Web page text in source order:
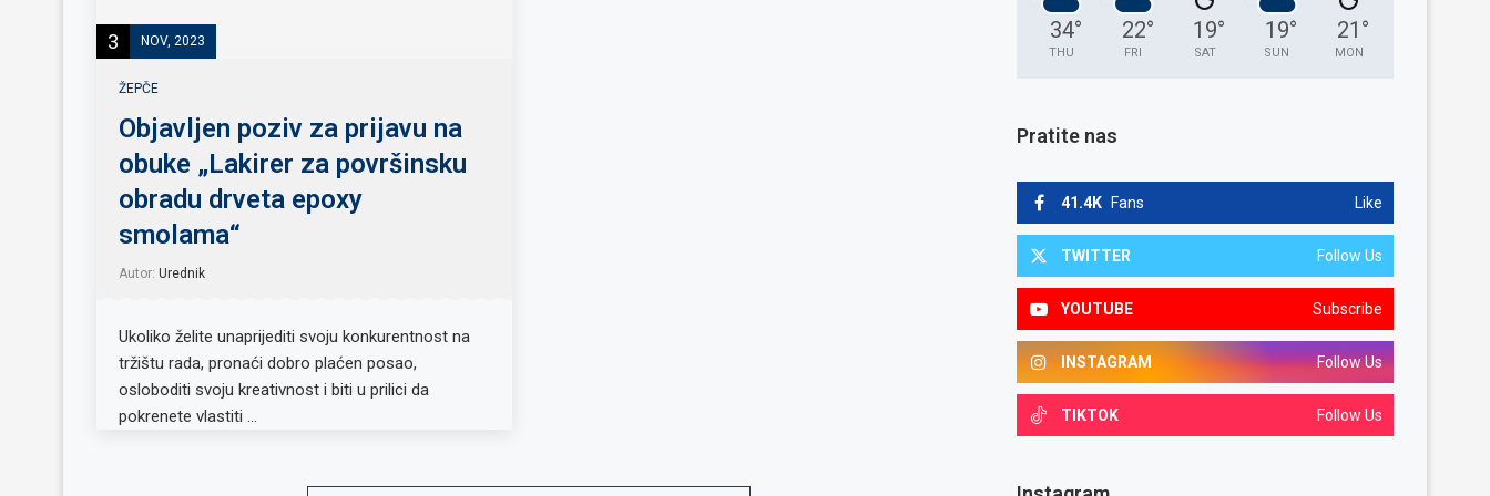
3 NOV, 2023
ŽEPČE
Objavljen poziv za prijavu na
obuke „Lakirer za površinsku
obradu drveta epoxy
smolama“
Autor: Urednik
Ukoliko želite unaprijediti svoju konkurentnost na
tržištu rada, pronaći dobro plaćen posao,
osloboditi svoju kreativnost i biti u prilici da
pokrenete vlastiti …
34°
THU
22°
FRI
19°
SAT
19°
SUN
21 °
MON
Pratite nas
41.4K Fans Like
TWITTER Follow Us
YOUTUBE Subscribe
INSTAGRAM Follow Us
TIKTOK Follow Us